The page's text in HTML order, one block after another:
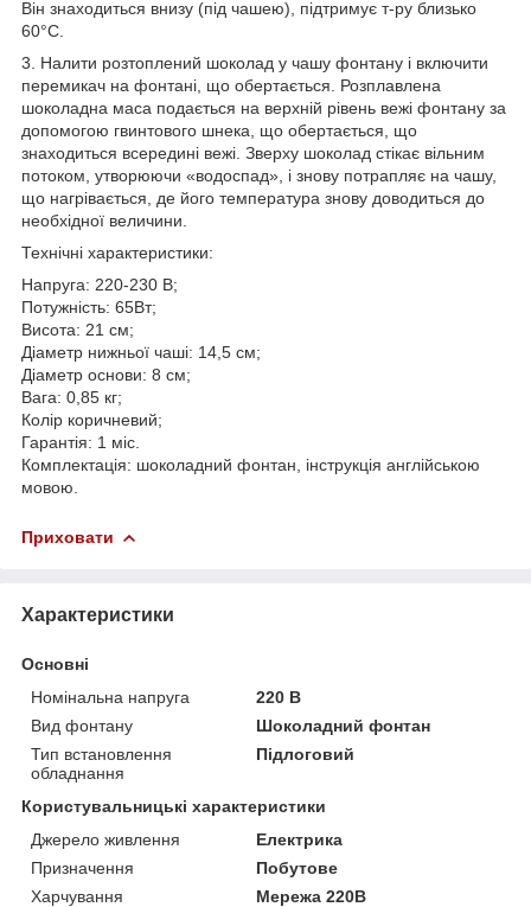
Він знаходиться внизу (під чашею), підтримує т-ру близько
60°С.
3. Налити розтоплений шоколад у чашу фонтану і включити
перемикач на фонтані, що обертається. Розплавлена
шоколадна маса подається на верхній рівень вежі фонтану за
допомогою гвинтового шнека, що обертається, що
знаходиться всередині вежі. Зверху шоколад стікає вільним
потоком, утворюючи «водоспад», і знову потрапляє на чашу,
що нагрівається, де його температура знову доводиться до
необхідної величини.
Технічні характеристики:
Напруга: 220-230 В;
Потужність: 65Вт;
Висота: 21 см;
Діаметр нижньої чаші: 14,5 см;
Діаметр основи: 8 см;
Вага: 0,85 кг;
Колір коричневий;
Гарантія: 1 міс.
Комплектація: шоколадний фонтан, інструкція англійською
мовою.
Приховати
Характеристики
Основні
Номінальна напруга
220 В
Вид фонтану
Шоколадний фонтан
Тип встановлення
обладнання
Підлоговий
Користувальницькі характеристики
Джерело живлення
Електрика
Призначення
Побутове
Харчування
Мережа 220В